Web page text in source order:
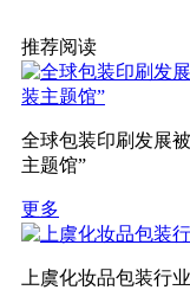
推荐阅读
全球包装印刷发展
主题馆”
更多
上虞化妆品包装行